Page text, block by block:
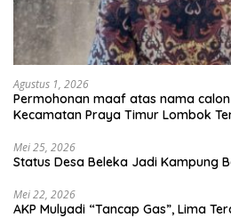
Agustus 1, 2026
Permohonan maaf atas nama
Kecamatan Praya Timur Lombok
Mei 25, 2026
Status Desa Beleka Jadi ‎Kampung
Mei 22, 2026
AKP Mulyadi “Tancap Gas”, Lima